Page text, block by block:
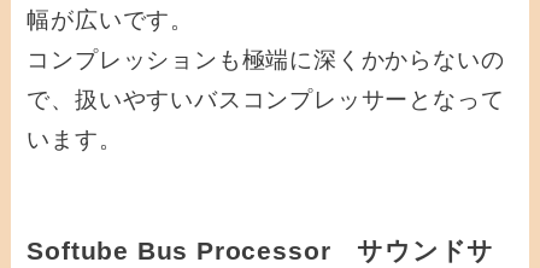
幅が広いです。
コンプレッションも極端に深くかからないの
で、扱いやすいバスコンプレッサーとなって
います。
Softube Bus Processor サウンドサ